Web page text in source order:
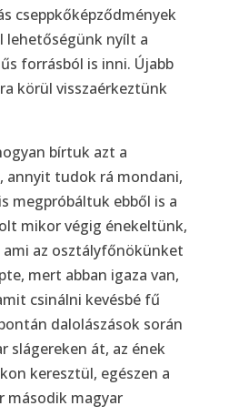
cseppkőképződmények
lehetőségünk nyílt a
forrásból is inni. Újabb
körül visszaérkeztünk
bírtuk azt a
annyit tudok rá mondani,
megpróbáltuk ebből is a
mikor végig énekeltünk,
az osztályfőnökünket
mert abban igaza van,
csinálni kevésbé fű
dalolászások során
slágereken át, az ének
keresztül, egészen a
második magyar